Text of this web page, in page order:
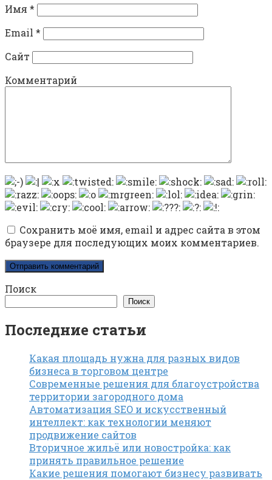
Имя *
Email *
Сайт
Комментарий
Сохранить моё имя, email и адрес сайта в этом
браузере для последующих моих комментариев.
Поиск
Поиск
Последние статьи
Какая площадь нужна для разных видов
бизнеса в торговом центре
Современные решения для благоустройства
территории загородного дома
Автоматизация SEO и искусственный
интеллект: как технологии меняют
продвижение сайтов
Вторичное жильё или новостройка: как
принять правильное решение
Какие решения помогают бизнесу развивать